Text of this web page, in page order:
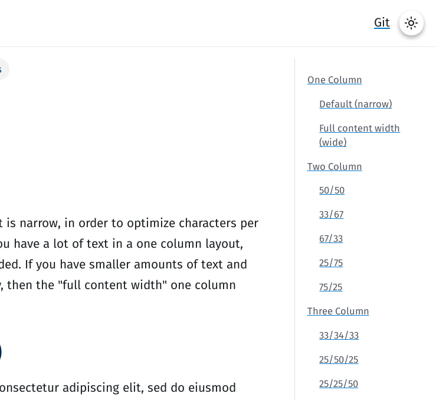
Git
narrow, in order to optimize characters per
have a lot of text in a one column layout,
If you have smaller amounts of text and
then the "full content width" one column
adipiscing elit, sed do eiusmod
One Column
Default (narrow)
Full content width
(wide)
Two Column
50/50
33/67
67/33
25/75
75/25
Three Column
33/34/33
25/50/25
25/25/50